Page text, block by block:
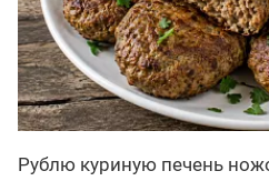
Рублю куриную печень